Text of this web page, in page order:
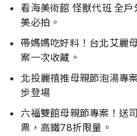
看海美術館 怪獸代班 全
美必拍。
帶媽媽吃好料！台北艾麗
案一次收藏。
北投麗禧推母親節泡湯專
步登場
六福雙館母親節專案！送
票，高鐵78折限量。